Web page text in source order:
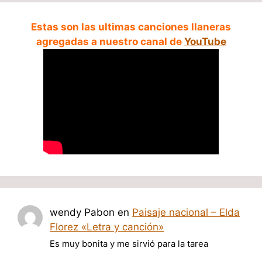
Estas son las ultimas canciones llaneras
agregadas a nuestro canal de YouTube
wendy Pabon en Paisaje nacional – Elda
Florez «Letra y canción»
Es muy bonita y me sirvió para la tarea